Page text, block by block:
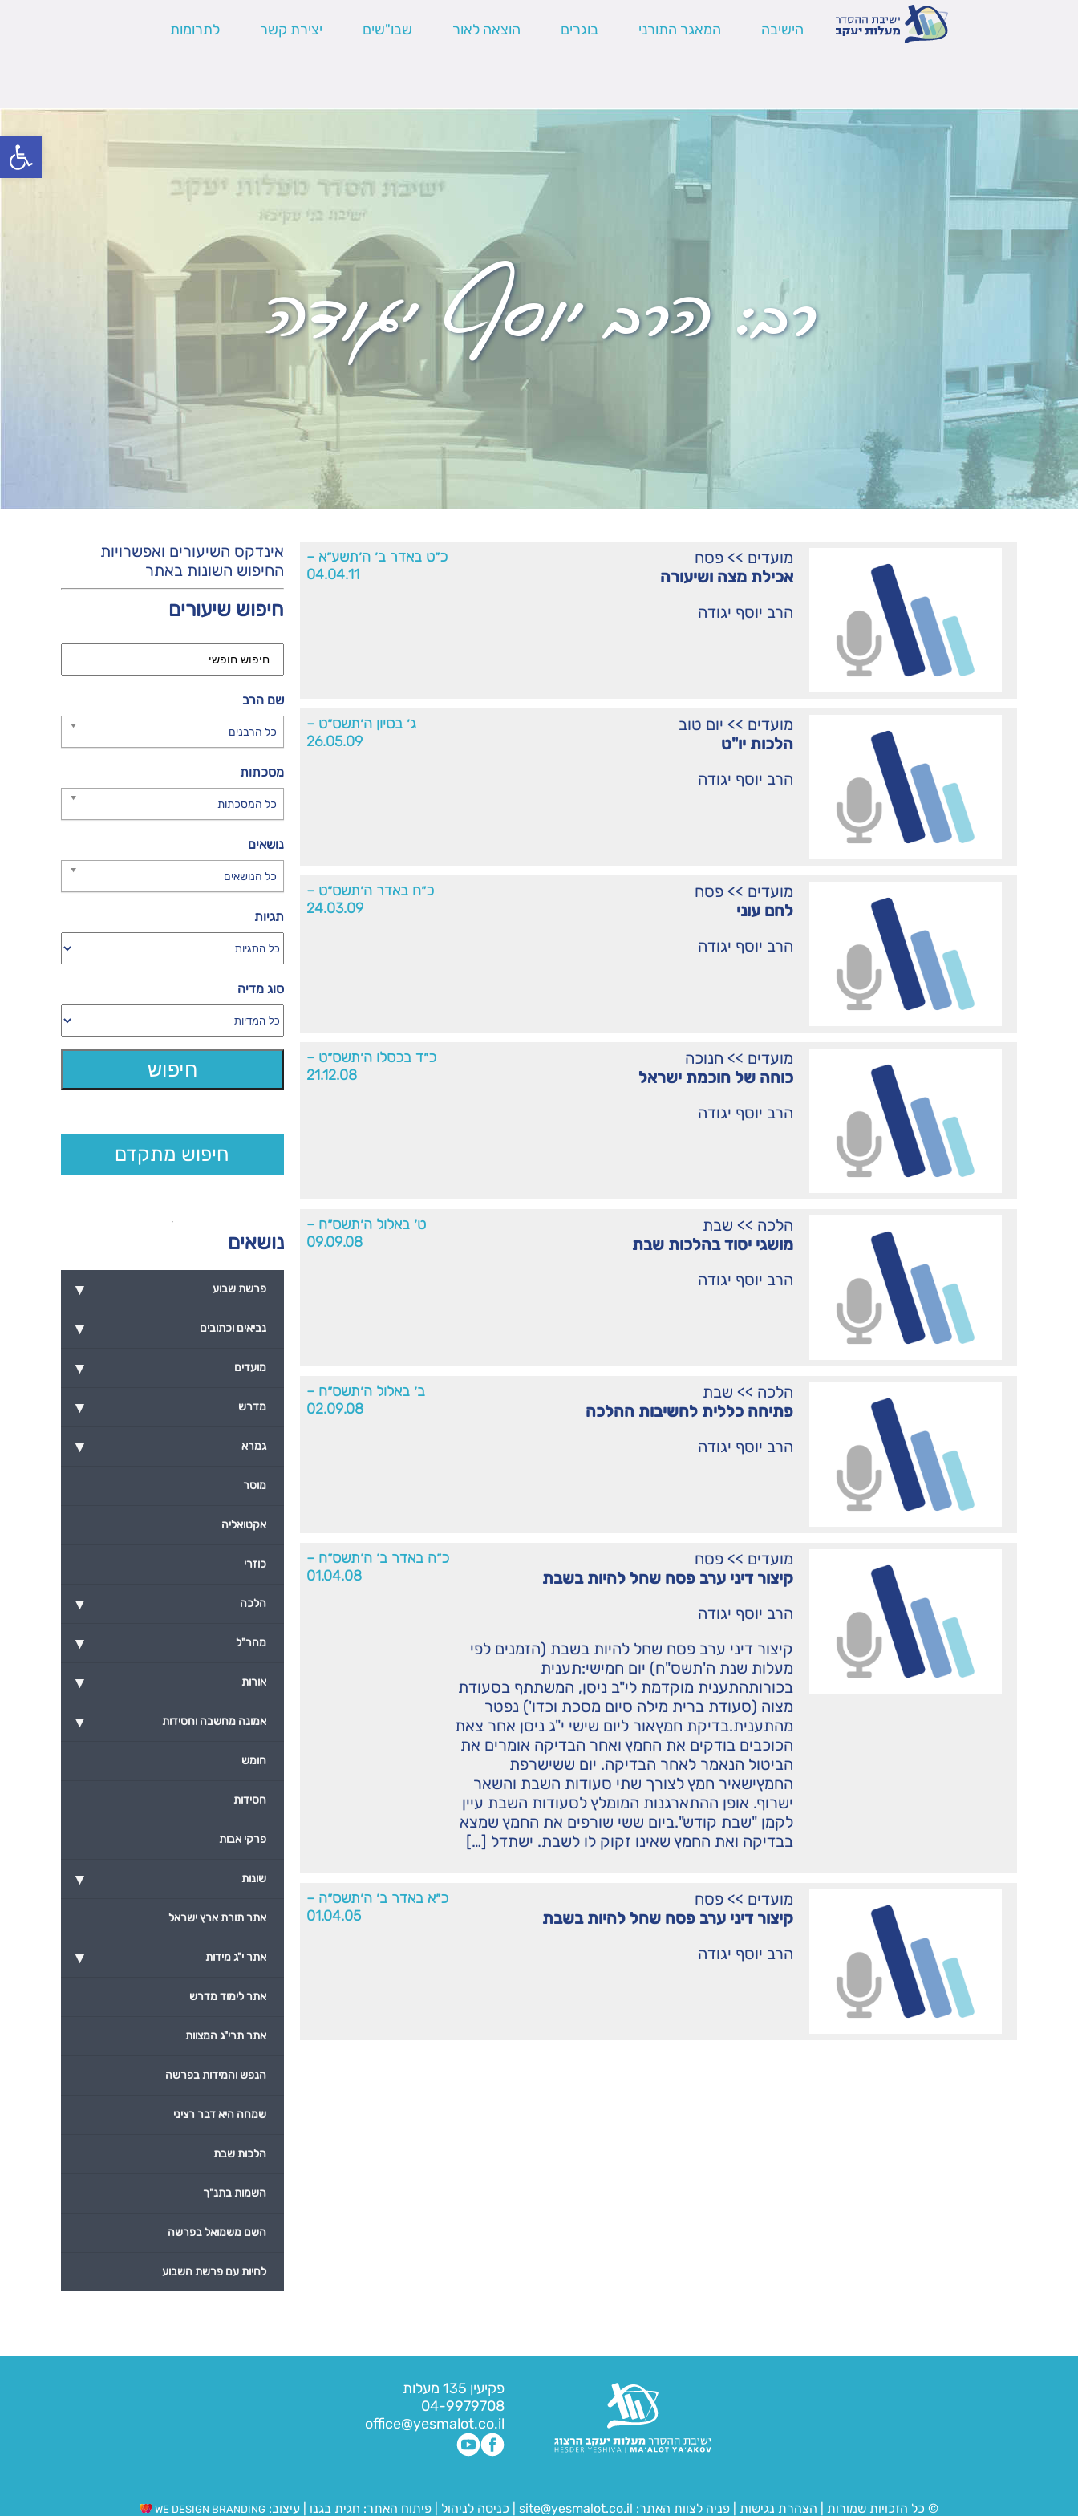
פתח
הישיבה המאגר התורני בוגרים הוצאה לאור שבו"שים יצירת קשר לתרומות
רב:הרב יוסף יגודה
מועדים >>פסח
אכילת מצה ושיעורה
הרב יוסף יגודה
כ״ט באדר ב׳ ה׳תשע״א –
04.04.11
מועדים >> יום טוב
הלכות יו"ט
הרב יוסף יגודה
ג׳ בסיון ה׳תשס״ט –
26.05.09
מועדים >>פסח
לחם עוני
הרב יוסף יגודה
כ״ח באדר ה׳תשס״ט –
24.03.09
מועדים >> חנוכה
כוחה של חוכמת ישראל
הרב יוסף יגודה
כ״ד בכסלו ה׳תשס״ט –
21.12.08
הלכה >> שבת
מושגי יסוד בהלכות שבת
הרב יוסף יגודה
ט׳ באלול ה׳תשס״ח –
09.09.08
הלכה >> שבת
פתיחה כללית לחשיבות ההלכה
הרב יוסף יגודה
ב׳ באלול ה׳תשס״ח –
02.09.08
מועדים >>פסח
קיצור דיני ערב פסח שחל להיות בשבת
הרב יוסף יגודה
קיצור דיני ערב פסח שחל להיות בשבת (הזמנים לפי
מעלות שנת ה'תשס"ח) יום חמישי:תענית
בכורותהתענית מוקדמת לי"ב ניסן, המשתתף בסעודת
מצוה (סעודת ברית מילה סיום מסכת וכדו') נפטר
מהתענית.בדיקת חמץאור ליום שישי י"ג ניסן אחר צאת
הכוכבים בודקים את החמץ ואחר הבדיקה אומרים את
הביטול הנאמר לאחר הבדיקה. יום ששישרפת
החמץישאיר חמץ לצורך שתי סעודות השבת והשאר
ישרוף. אופן ההתארגנות המומלץ לסעודות השבת עיין
לקמן "שבת קודש".ביום ששי שורפים את החמץ שמצא
בבדיקה ואת החמץ שאינו זקוק לו לשבת. ישתדל […]
כ״ה באדר ב׳ ה׳תשס״ח –
01.04.08
מועדים >>פסח
קיצור דיני ערב פסח שחל להיות בשבת
הרב יוסף יגודה
כ״א באדר ב׳ ה׳תשס״ה –
01.04.05
אינדקס השיעורים ואפשרויות
החיפוש השונות באתר
חיפוש שיעורים
שם הרב
כל הרבנים
מסכתות
כל המסכתות
נושאים
כל הנושאים
תגיות
סוג מדיה
חיפוש מתקדם
נושאים
▾ פרשת שבוע
▾ נביאים וכתובים
▾ מועדים
▾ מדרש
▾ גמרא
מוסר
אקטואליה
כוזרי
▾ הלכה
▾ מהר"ל
▾ אורות
▾ אמונה מחשבה וחסידות
חומש
חסידות
פרקי אבות
▾ שונות
אתר תורת ארץ ישראל
▾ אתר י"ג מידות
אתר לימוד מדרש
אתר תרי"ג המצוות
הנפש והמידות בפרשה
שמחה היא דבר רציני
הלכות שבת
השמות בתנ"ך
השם משמואל בפרשה
לחיות עם פרשת השבוע
פקיעין 135 מעלות
04-9979708
office@yesmalot.co.il
© כל הזכויות שמורות הצהרת נגישות פניה לצוות האתר: site@yesmalot.co.il כניסה לניהול פיתוח האתר: חגית בגנו עיצוב: WE DESIGN BRANDING